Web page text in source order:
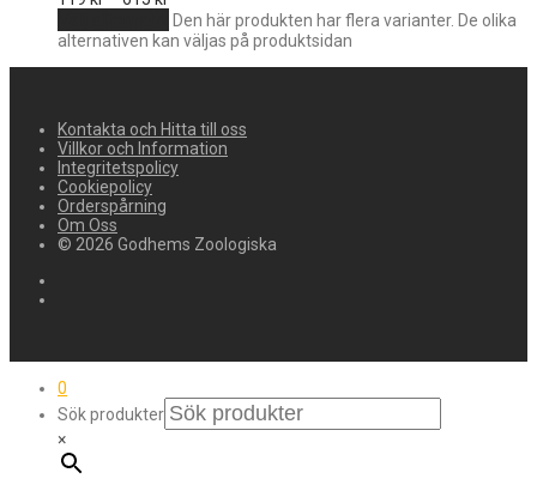
Den här produkten har flera varianter. De olika
alternativen kan väljas på produktsidan
Kontakta och Hitta till oss
Villkor och Information
Integritetspolicy
Cookiepolicy
Orderspårning
Om Oss
© 2026 Godhems Zoologiska
0
Sök produkter
×